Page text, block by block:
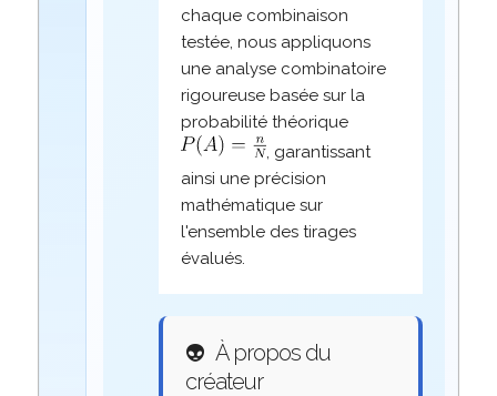
chaque combinaison
testée, nous appliquons
une analyse combinatoire
rigoureuse basée sur la
probabilité théorique
, garantissant
ainsi une précision
mathématique sur
l'ensemble des tirages
évalués.
👽 À propos du
créateur